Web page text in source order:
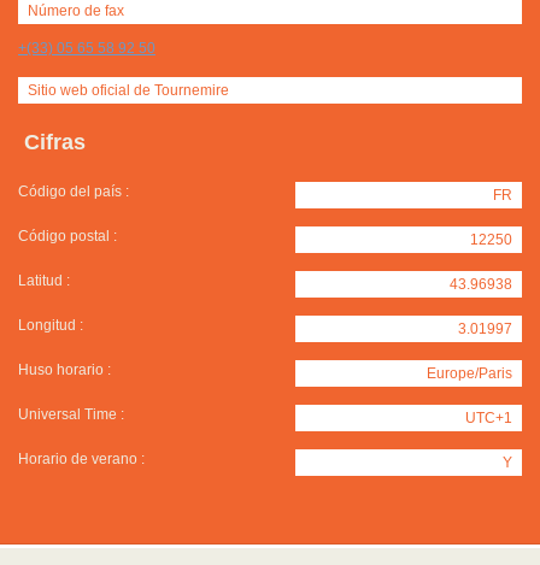
Número de fax
+(33) 05 65 58 92 50
Sitio web oficial de Tournemire
Cifras
Código del país : FR
Código postal : 12250
Latitud : 43.96938
Longitud : 3.01997
Huso horario : Europe/Paris
Universal Time : UTC+1
Horario de verano : Y